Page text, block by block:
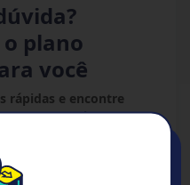
plano
você
rápidas e encontre
com sua rotina.